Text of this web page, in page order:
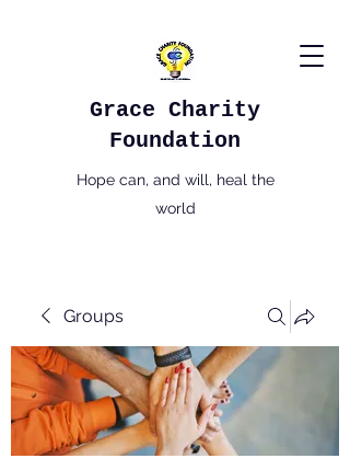
Grace Charity
Foundation
Hope can, and will, heal the
world
Groups